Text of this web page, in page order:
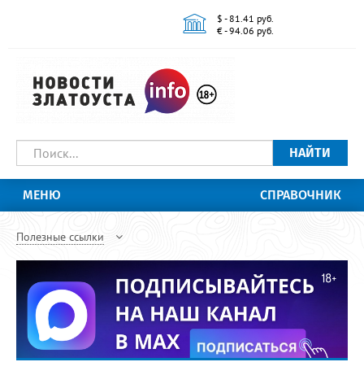
$ - 81.41 руб.
€ - 94.06 руб.
НАЙТИ
МЕНЮ СПРАВОЧНИК
Полезные ссылки